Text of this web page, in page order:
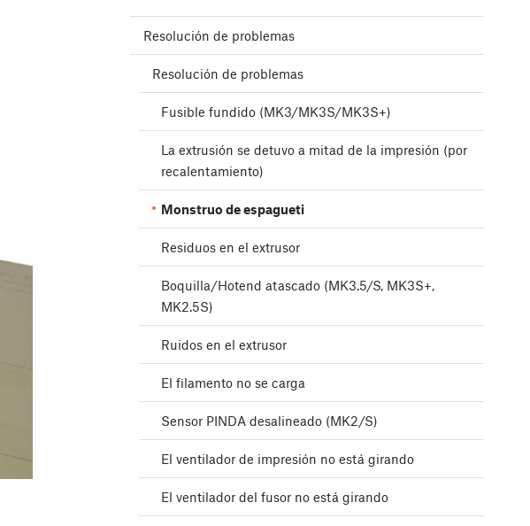
Resolución de problemas
Resolución de problemas
Fusible fundido (MK3/MK3S/MK3S+)
La extrusión se detuvo a mitad de la impresión (por
recalentamiento)
Monstruo de espagueti
Residuos en el extrusor
Boquilla/Hotend atascado (MK3.5/S, MK3S+,
MK2.5S)
Ruidos en el extrusor
El filamento no se carga
Sensor PINDA desalineado (MK2/S)
El ventilador de impresión no está girando
El ventilador del fusor no está girando